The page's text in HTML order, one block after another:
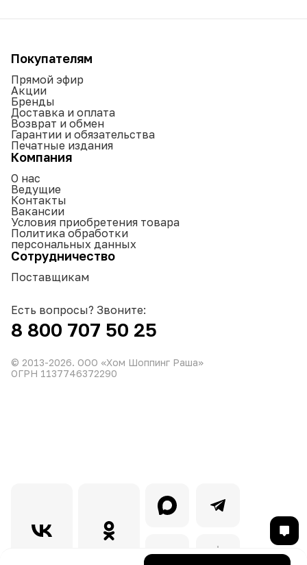
Покупателям
Прямой эфир
Акции
Бренды
Доставка и оплата
Возврат и обмен
Гарантии и обязательства
Печатные издания
Компания
О нас
Ведущие
Контакты
Вакансии
Условия приобретения товара
Политика обработки
персональных данных
Сотрудничество
Поставщикам
Есть вопросы? Звоните:
8 800 707 50 25
© 2013-2026. ООО «Хом Шоппинг Раша»
ОГРН 1137746372290